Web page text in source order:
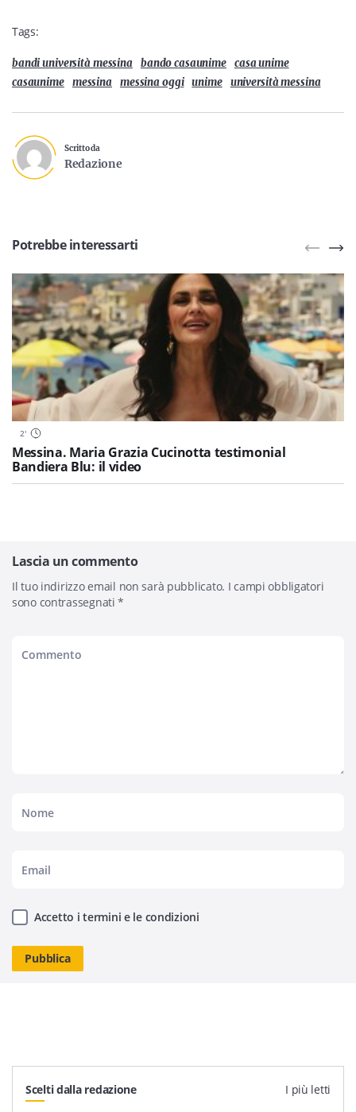
Tags:
bandi università messina bando casaunime casa unime
casaunime messina messina oggi unime università messina
Scritto da
Redazione
Potrebbe interessarti
2'
Messina. Maria Grazia Cucinotta testimonial
Bandiera Blu: il video
Lascia un commento
Il tuo indirizzo email non sarà pubblicato. I campi obbligatori
sono contrassegnati*
Accetto i termini e le condizioni
Scelti dalla redazione I più letti